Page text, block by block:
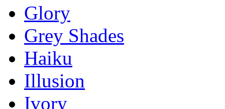
Glory
Grey Shades
Haiku
Illusion
Ivory